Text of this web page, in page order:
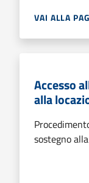
VAI ALLA
Accesso
alla
sostegno